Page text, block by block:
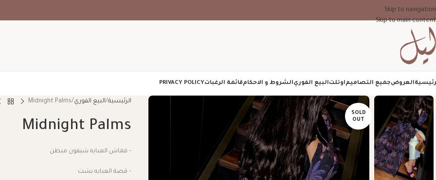
Skip to navigation
Skip to main content
العروضجميع التصاميماوتلتالبيع الفوريالشروط و الاحكامقائمة الرغباتPRIVACY POLICY
SOLD
OUT
الرئيسية البيع الفوري Midnight Palms
Midnight Palms
– قماش العبايه شيفون مبطن
– قصة العبايه بشت